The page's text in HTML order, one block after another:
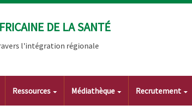
DE LA SANTÉ
l'intégration régionale
Ressources Médiathèque Recrutement